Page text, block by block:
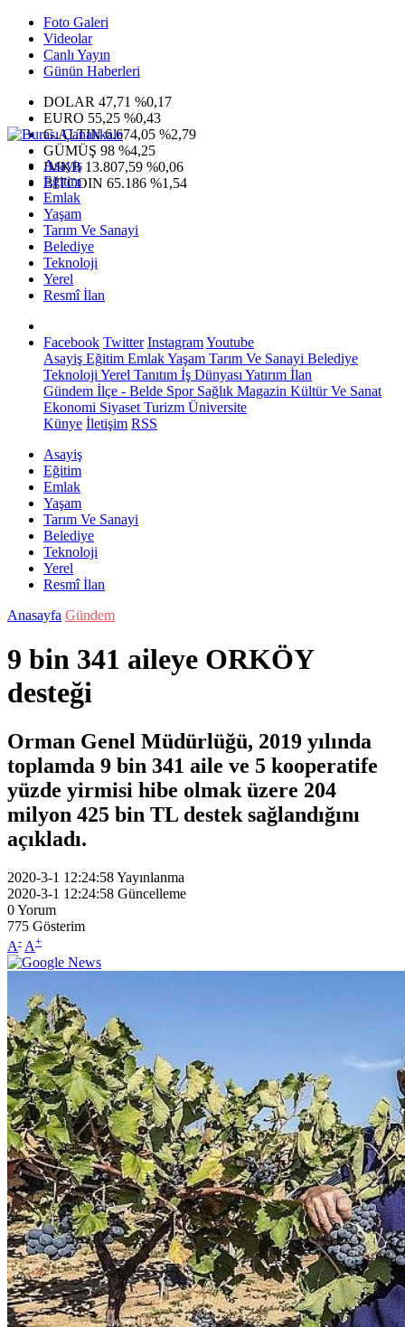
Foto Galeri
Videolar
Canlı Yayın
Günün Haberleri
DOLAR 47,71 %0,17
EURO 55,25 %0,43
G.ALTIN6.674,05 %2,79
GÜMÜŞ 98 %4,25
IMKB 13.807,59 %0,06
BITCOIN 65.186 %1,54
Asayiş
Eğitim
Emlak
Yaşam
Tarım Ve Sanayi
Belediye
Teknoloji
Yerel
Resmî İlan
Facebook Twitter InstagramYoutube
Asayiş Eğitim EmlakYaşam Tarım Ve Sanayi Belediye
Teknoloji Yerel Tanıtım İş Dünyası Yatırım İlan
Gündem İlçe - Belde SporSağlık Magazin Kültür Ve Sanat
Ekonomi Siyaset Turizm Üniversite
Künye İletişim RSS
Asayiş
Eğitim
Emlak
Yaşam
Tarım Ve Sanayi
Belediye
Teknoloji
Yerel
Resmî İlan
Anasayfa Gündem
9 bin 341 aileye ORKÖY
desteği
Orman Genel Müdürlüğü, 2019 yılında
toplamda 9 bin 341 aile ve 5 kooperatife
yüzde yirmisi hibe olmak üzere 204
milyon 425 bin TL destek sağlandığını
açıkladı.
2020-3-1 12:24:58Yayınlanma
2020-3-1 12:24:58 Güncelleme
0Yorum
775 Gösterim
A- A+